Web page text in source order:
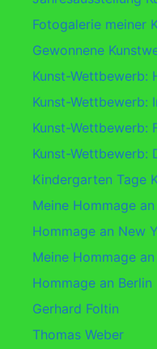
Fotogalerie meiner
Gewonnene
Kunst-Wettbewerb:
Kunst-Wettbewerb:
Kunst-Wettbewerb:
Kunst-Wettbewerb:
Kindergarten Tage
Meine Hommage
Hommage an New
Meine Hommage
Hommage an Berlin
Gerhard Foltin
Thomas Weber